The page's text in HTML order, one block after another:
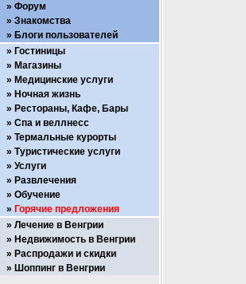
Форум
Знакомства
Блоги пользователей
Гостиницы
Магазины
Медицинские услуги
Ночная жизнь
Рестораны, Кафе, Бары
Спа и веллнесс
Термальные курорты
Туристические услуги
Услуги
Развлечения
Обучение
Горячие предложения
Лечение в Венгрии
Недвижимость в Венгрии
Распродажи и скидки
Шоппинг в Венгрии